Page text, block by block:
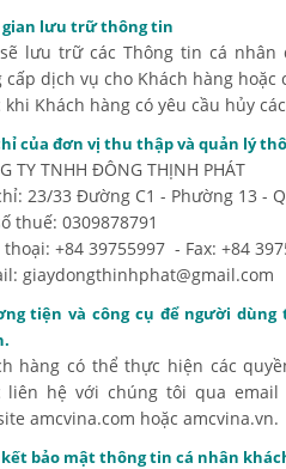
gian lưu trữ thông tin
lưu trữ các Thông tin cá
cấp dịch vụ cho Khách hàng
khi Khách hàng có yêu cầu hủy
của đơn vị thu thập và quản lý
TY TNHH ĐÔNG THỊNH PHÁT
23/33 Đường C1 - Phường 13 -
thuế: 0309878791
+84 39755997 - Fax: +84
giaydongthinhphat@gmail.com
tiện và công cụ để người
hàng có thể thực hiện các
liên hệ với chúng tôi qua
amcvina.com hoặc amcvina.vn.
kết bảo mật thông tin cá nhân